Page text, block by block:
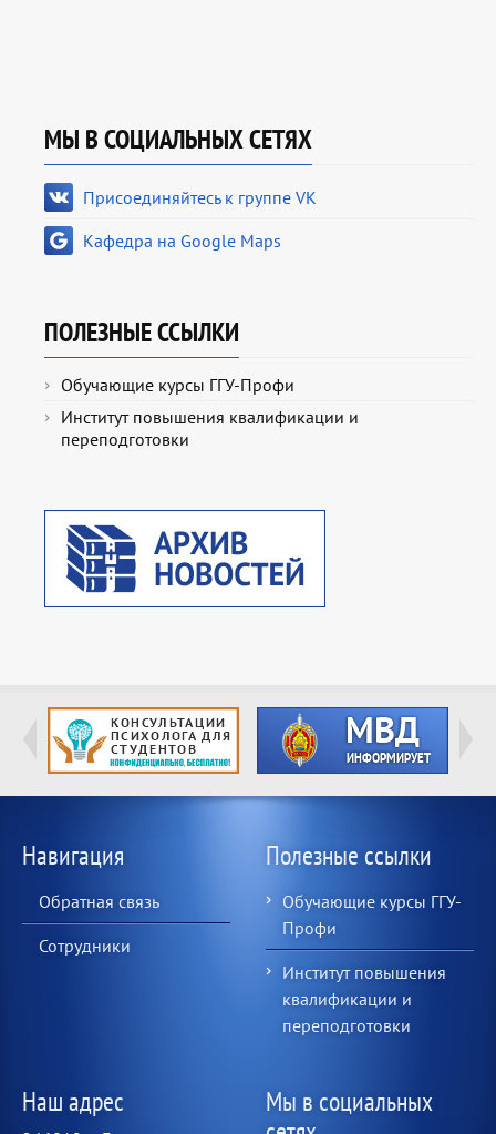
МЫ В СОЦИАЛЬНЫХ СЕТЯХ
Присоединяйтесь к группе VK
Кафедра на Google Maps
ПОЛЕЗНЫЕ ССЫЛКИ
Обучающие курсы ГГУ-Профи
Институт повышения квалификации и
переподготовки
Навигация
Обратная связь
Сотрудники
Полезные ссылки
Обучающие курсы ГГУ-
Профи
Институт повышения
квалификации и
переподготовки
Наш адрес
Мы в социальных